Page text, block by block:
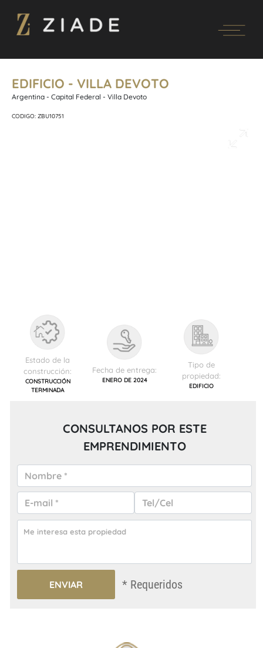
EDIFICIO - VILLA DEVOTO
Argentina - Capital Federal - Villa Devoto
CODIGO: ZBU10751
Estado de la
construcción:
CONSTRUCCIÓN
TERMINADA
Fecha de entrega:
ENERO DE 2024
Tipo de
propiedad:
EDIFICIO
CONSULTANOS POR ESTE
EMPRENDIMIENTO
* Requeridos